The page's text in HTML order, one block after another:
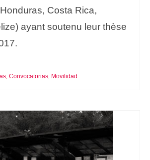
Costa Rica,
ayant soutenu leur thèse
, Convocatorias, Movilidad